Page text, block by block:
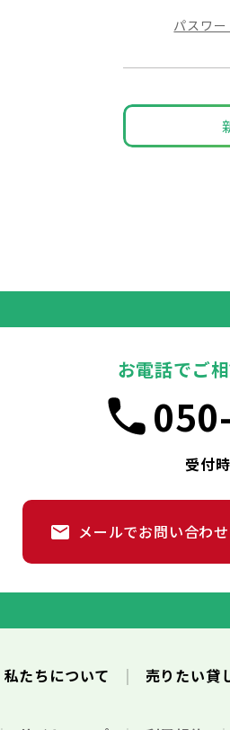
パスワ
お電話でご
受付
メールでお問い合わせ
私たちについて 売りたい貸